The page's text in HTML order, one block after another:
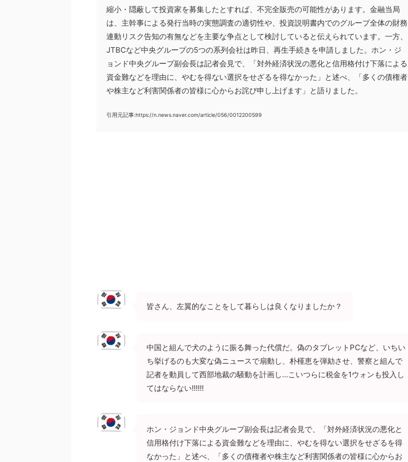
縮小・隠蔽して投資家を募集したとすれば、不完全販売の可能性があります。金融当局
は、主幹事による発行当時の実態調査の適切性や、投資説明書内でのグループ全体の財務
連動リスク告知の有無などを主要な争点として検討していると伝えられています。一方、
JTBCなど中央グループの5つの系列会社は昨日、再生手続きを申請しました。ホン・ジ
ョンド中央グループ副会長は記者会見で、「対外経済状況の悪化と信用格付け下落による
資金難などを理由に、やむを得ない選択をせざるを得なかった」と述べ、「多くの債権者
や株主など利害関係者の皆様に心からお詫び申し上げます」と語りました。
引用元記事:https://n.news.naver.com/article/056/0012200599
皆さん、左翼的なことをして暮らしは良くなりましたか？
中国と組んで犬のように振る舞った代償だ。偽のタブレットPCなど、いちい
ち挙げるのも大変な偽ニュースで扇動し、朴槿恵を弾劾させ、警察と組んで
記者を動員して西部地裁の騒動を計画し…こいつらに税金を1ウォンも投入し
てはならない!!!!!!
ホン・ジョンド中央グループ副会長は記者会見で、「対外経済状況の悪化と
信用格付け下落による資金難などを理由に、やむを得ない選択をせざるを得
なかった」と述べ、「多くの債権者や株主など利害関係者の皆様に心からお